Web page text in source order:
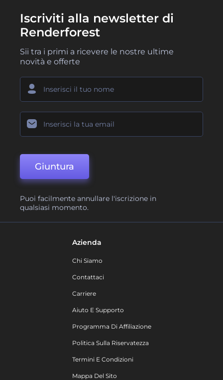
Iscriviti alla newsletter di
Renderforest
Sii tra i primi a ricevere le nostre ultime
novità e offerte
Giuntura
Puoi facilmente annullare l'iscrizione in
qualsiasi momento.
Azienda
Chi Siamo
Contattaci
Carriere
Aiuto E Supporto
Programma Di Affiliazione
Politica Sulla Riservatezza
Termini E Condizioni
Mappa Del Sito